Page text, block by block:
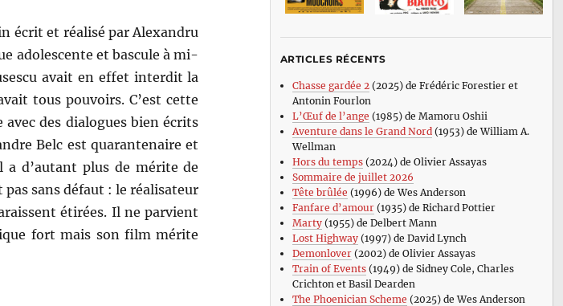
écrit et réalisé par Alexandru
adolescente et bascule à mi-
avait en effet interdit la
tous pouvoirs. C’est cette
des dialogues bien écrits
Belc est quarantenaire et
d’autant plus de mérite de
pas sans défaut : le réalisateur
étirées. Il ne parvient
fort mais son film mérite
ARTICLES RÉCENTS
Chasse gardée 2(2025) de Frédéric Forestier et
Antonin Fourlon
L’Œuf de l’ange (1985) de Mamoru Oshii
Aventure dans le Grand Nord (1953) de William A.
Wellman
Hors du temps(2024) de Olivier Assayas
Sommaire de juillet 2026
Tête brûlée (1996) de Wes Anderson
Fanfare d’amour(1935) de Richard Pottier
Marty(1955) de Delbert Mann
Lost Highway(1997) de David Lynch
Demonlover(2002) de Olivier Assayas
Train of Events(1949) de Sidney Cole, Charles
Crichton et Basil Dearden
The Phoenician Scheme (2025) de Wes Anderson